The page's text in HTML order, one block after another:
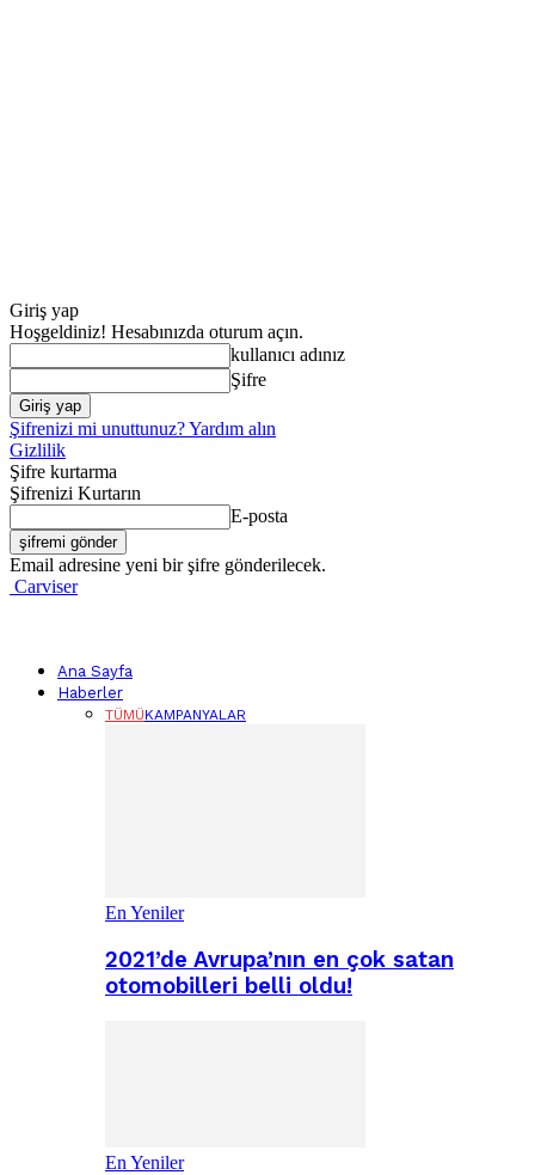
Giriş yap
Hoşgeldiniz! Hesabınızda oturum açın.
kullanıcı adınız
Şifre
Şifrenizi mi unuttunuz? Yardım alın
Gizlilik
Şifre kurtarma
Şifrenizi Kurtarın
E-posta
Email adresine yeni bir şifre gönderilecek.
Carviser
Ana Sayfa
Haberler
TÜMÜKAMPANYALAR
En Yeniler
2021’de Avrupa’nın en çok satan
otomobilleri belli oldu!
En Yeniler